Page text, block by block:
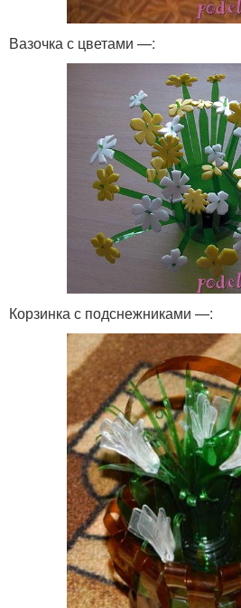
Вазочка с цветами —:
Корзинка с подснежниками —: